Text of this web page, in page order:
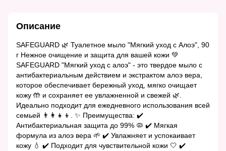
Описание
SAFEGUARD 🌿 Туалетное мыло "Мягкий уход с Алоэ", 90
г Нежное очищение и защита для вашей кожи 💚
SAFEGUARD "Мягкий уход с алоэ" - это твердое мыло с
антибактериальным действием и экстрактом алоэ вера,
которое обеспечивает бережный уход, мягко очищает
кожу 🤲 и сохраняет ее увлажненной и свежей 🌿.
Идеально подходит для ежедневного использования всей
семьей 👨‍👩‍👧‍👦. ✨ Преимущества: ✔️
Антибактериальная защита до 99% 🦠 ✔️ Мягкая
формула из алоэ вера 🌱 ✔️ Увлажняет и успокаивает
кожу 💧 ✔️ Подходит для чувствительной кожи 🤍 ✔️